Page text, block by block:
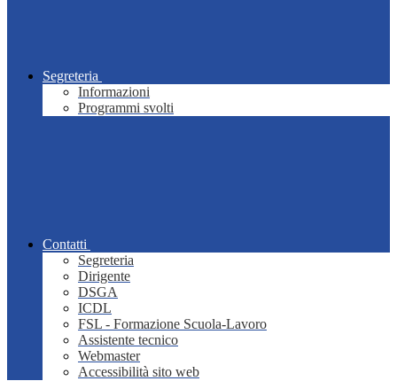
Segreteria
Informazioni
Programmi svolti
Contatti
Segreteria
Dirigente
DSGA
ICDL
FSL - Formazione Scuola-Lavoro
Assistente tecnico
Webmaster
Accessibilità sito web